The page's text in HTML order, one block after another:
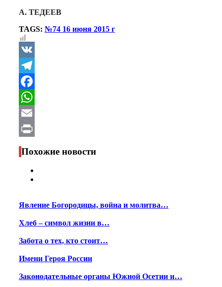
А. ТЕДЕЕВ
TAGS: №74 16 июня 2015 г
VK
Telegram
Facebook
WhatsApp
Email
Print
Похожие новости
Явление Богородицы, война и молитва…
Хлеб – символ жизни в…
Забота о тех, кто стоит…
Имени Героя России
Законодательные органы Южной Осетии и…